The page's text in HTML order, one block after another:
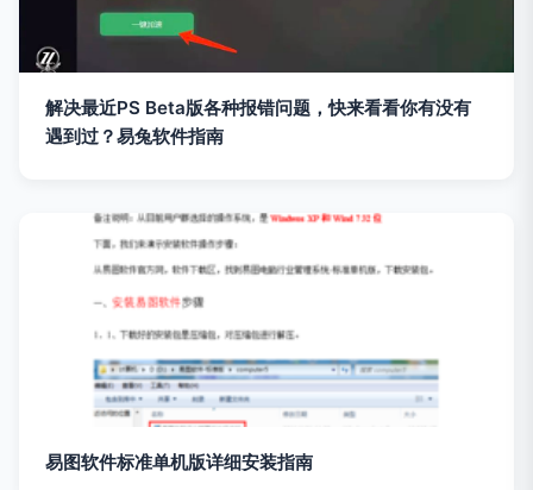
解决最近PS Beta版各种报错问题，快来看看你有没有
遇到过？易兔软件指南
易图软件标准单机版详细安装指南